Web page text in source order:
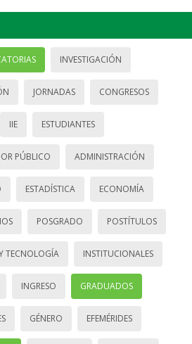
INVESTIGACIÓN
JORNADAS CONGRESOS
IIE ESTUDIANTES
PÚBLICO ADMINISTRACIÓN
ESTADÍSTICA ECONOMÍA
POSGRADO POSTÍTULOS
TECNOLOGÍA INSTITUCIONALES
INGRESO GRADUADOS
GÉNERO EFEMÉRIDES